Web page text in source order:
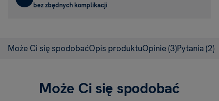
bez zbędnych komplikacji
Może Ci się spodobaćOpis produktuOpinie(3)Pytania (2)
Może Ci się spodobać